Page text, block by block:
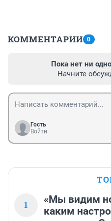
КОММЕНТАРИИ 0
Пока нет ни
Начните
Гость
Войти
1
«Мы видим
каким